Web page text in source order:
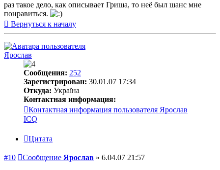
раз такое дело, как описывает Гриша, то неё был шанс мне
понравиться.
Вернуться к началу
Ярослав
Сообщения: 252
Зарегистрирован: 30.01.07 17:34
Откуда: Україна
Контактная информация:
Контактная информация пользователя Ярослав
ICQ
Цитата
#10 Сообщение Ярослав » 6.04.07 21:57